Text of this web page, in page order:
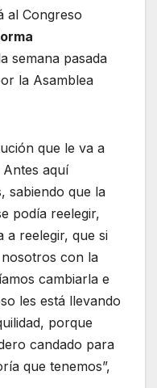
al Congreso
semana pasada
la Asamblea
que le va a
aquí
sabiendo que la
podía reelegir,
a reelegir, que si
nosotros con la
cambiarla e
les está llevando
porque
candado para
que tenemos”,